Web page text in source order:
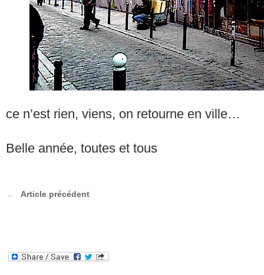
ce n’est rien, viens, on retourne en ville…
Belle année, toutes et tous
Article précédent